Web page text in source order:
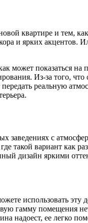
квартире и тем,
и ярких акцентов.
может показаться
Из-за того,
реальную
с
такой вариант
дизайн яркими
использовать
гамму помещения
надоест, ее легко